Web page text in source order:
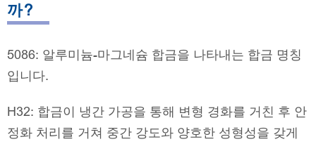
까?
5086: 알루미늄-마그네슘 합금을 나타내는 합금 명칭
입니다.
H32: 합금이 냉간 가공을 통해 변형 경화를 거친 후 안
정화 처리를 거쳐 중간 강도와 양호한 성형성을 갖게